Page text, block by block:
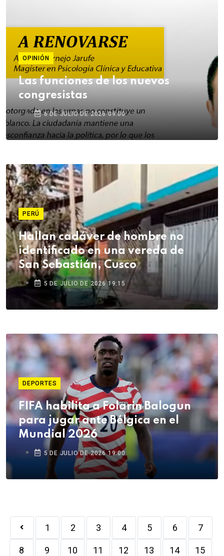
OPINIÓN
Las funciones de los nuevos
congresistas
6 DE JULIO DE 2026 09:00
PERÚ
Hallan cadáver de hombre no
identificado en una vereda de
San Sebastián, Cusco
5 DE JULIO DE 2026 19:15
DEPORTES
FIFA habilita a Folarin Balogun
para jugar ante Bélgica en el
Mundial 2026
5 DE JULIO DE 2026 19:00
1 2 3 4 5 6 7
8 9 10 11 12 13 14 15